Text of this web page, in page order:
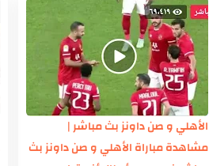
الأهلي و صن داونز بث مباشر |
مشاهدة مباراة الأهلي و صن داونز بث